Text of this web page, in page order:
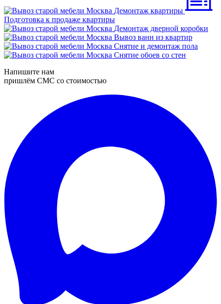
Демонтаж квартиры
Подготовка к продаже квартиры
Демонтаж дверной коробки
Вывоз ванн из квартир
Снятие и демонтаж пола
Снятие обоев со стен
Напишите нам
пришлём СМС со стоимостью